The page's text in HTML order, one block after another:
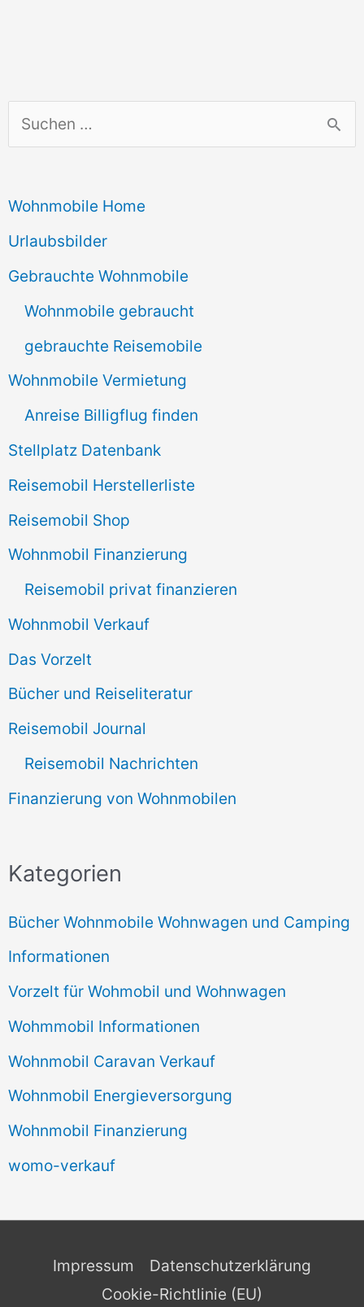
u
h
e
n
Wohnmobile Home
Urlaubsbilder
Gebrauchte Wohnmobile
Wohnmobile gebraucht
gebrauchte Reisemobile
Wohnmobile Vermietung
Anreise Billigflug finden
Stellplatz Datenbank
Reisemobil Herstellerliste
Reisemobil Shop
Wohnmobil Finanzierung
Reisemobil privat finanzieren
Wohnmobil Verkauf
Das Vorzelt
Bücher und Reiseliteratur
Reisemobil Journal
Reisemobil Nachrichten
Finanzierung von Wohnmobilen
Kategorien
Bücher Wohnmobile Wohnwagen und Camping
Informationen
Vorzelt für Wohmobil und Wohnwagen
Wohmmobil Informationen
Wohnmobil Caravan Verkauf
Wohnmobil Energieversorgung
Wohnmobil Finanzierung
womo-verkauf
Impressum
Datenschutzerklärung
Cookie-Richtlinie (EU)